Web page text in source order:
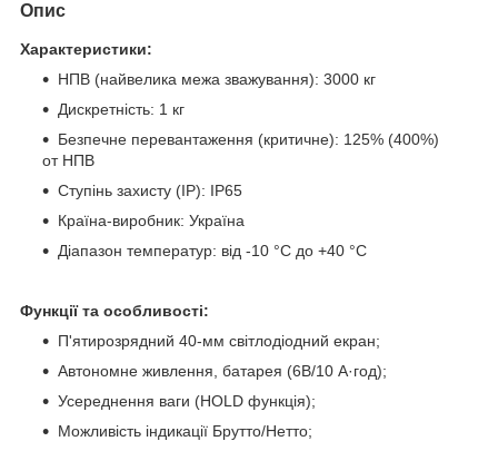
Опис
Характеристики:
НПВ (найвелика межа зважування): 3000 кг
Дискретність: 1 кг
Безпечне перевантаження (критичне): 125% (400%)
от НПВ
Ступінь захисту (IP): IP65
Країна-виробник: Україна
Діапазон температур: від -10 °C до +40 °C
Функції та особливості:
П'ятирозрядний 40-мм світлодіодний екран;
Автономне живлення, батарея (6В/10 А·год);
Усереднення ваги (HOLD функція);
Можливість індикації Брутто/Нетто;